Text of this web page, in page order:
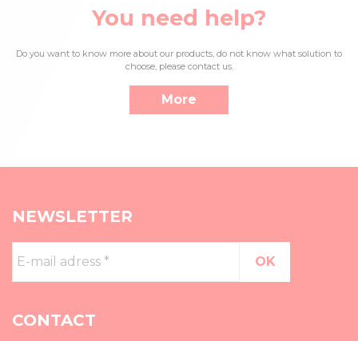
You need help?
Do you want to know more about our products, do not know what solution to
choose, please contact us.
More
NEWSLETTER
mail
adress
CONTACT